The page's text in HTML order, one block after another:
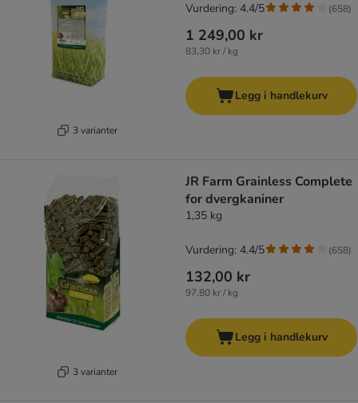
3 varianter
1 249,00 kr
83,30 kr / kg
Vurdering: 4.4/5 (658)
Legg i handlekurv
3 varianter
JR Farm Grainless Complete
for dvergkaniner
1,35 kg
132,00 kr
97,80 kr / kg
Vurdering: 4.4/5 (658)
Legg i handlekurv